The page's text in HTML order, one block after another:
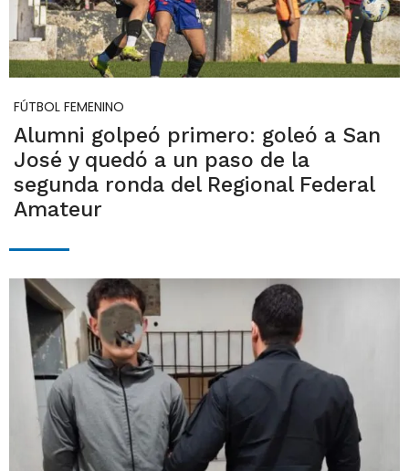
FÚTBOL FEMENINO
Alumni golpeó primero: goleó a San
José y quedó a un paso de la
segunda ronda del Regional Federal
Amateur